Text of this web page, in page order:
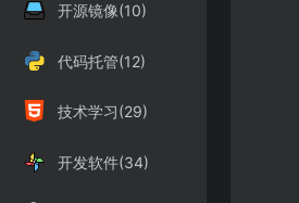
开源镜像(10)
代码托管(12)
技术学习(29)
开发软件(34)